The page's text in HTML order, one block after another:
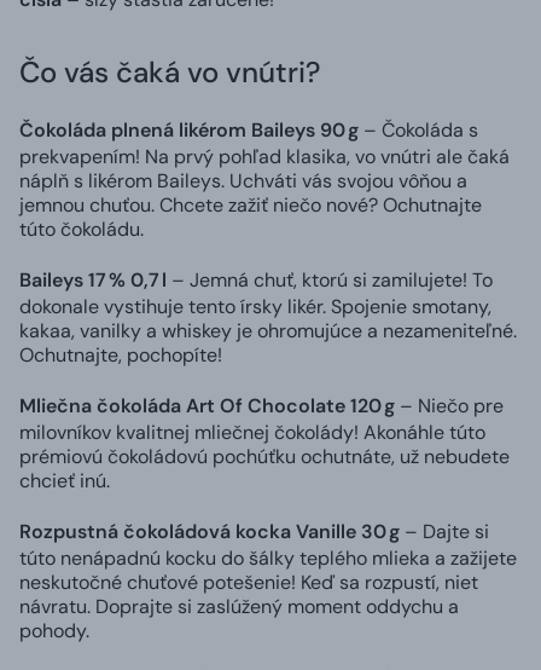
Čo vás čaká vo vnútri?
Čokoláda plnená likérom Baileys 90 g – Čokoláda s
prekvapením! Na prvý pohľad klasika, vo vnútri ale čaká
náplň s likérom Baileys. Uchváti vás svojou vôňou a
jemnou chuťou. Chcete zažiť niečo nové? Ochutnajte
túto čokoládu.
Baileys 17 % 0,7 l – Jemná chuť, ktorú si zamilujete! To
dokonale vystihuje tento írsky likér. Spojenie smotany,
kakaa, vanilky a whiskey je ohromujúce a nezameniteľné.
Ochutnajte, pochopíte!
Mliečna čokoláda Art Of Chocolate 120 g – Niečo pre
milovníkov kvalitnej mliečnej čokolády! Akonáhle túto
prémiovú čokoládovú pochúťku ochutnáte, už nebudete
chcieť inú.
Rozpustná čokoládová kocka Vanille 30 g – Dajte si
túto nenápadnú kocku do šálky teplého mlieka a zažijete
neskutočné chuťové potešenie! Keď sa rozpustí, niet
návratu. Doprajte si zaslúžený moment oddychu a
pohody.